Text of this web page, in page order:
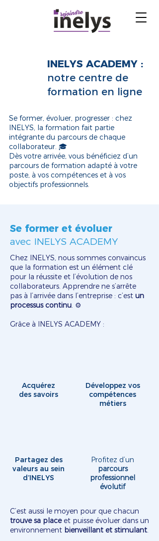
INELYS ACADEMY :
notre centre de
formation en ligne
Se former, évoluer, progresser : chez
INELYS, la formation fait partie
intégrante du parcours de chaque
collaborateur. 🎓
Dès votre arrivée, vous bénéficiez d’un
parcours de formation adapté à votre
poste, à vos compétences et à vos
objectifs professionnels.
Se former et évoluer
avec INELYS ACADEMY
Chez INELYS, nous sommes convaincus
que la formation est un élément clé
pour la réussite et l’évolution de nos
collaborateurs. Apprendre ne s’arrête
pas à l’arrivée dans l’entreprise : c’est un
processus continu. ⚙️
Grâce à INELYS ACADEMY :
Acquérez
des savoirs
Partagez des
valeurs au sein
d’INELYS
Développez vos
compétences
métiers
Profitez d’un
parcours
professionnel
évolutif
C’est aussi le moyen pour que chacun
trouve sa placeet puisse évoluer dans un
environnement bienveillant et stimulant.